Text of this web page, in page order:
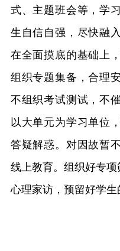
式、主题班会等，学
生自信自强，尽快融
在全面摸底的基础上
组织专题集备，合理
不组织考试测试，不
以大单元为学习单位
答疑解惑。对因故暂
线上教育。组织好专
心理家访，预留好学生